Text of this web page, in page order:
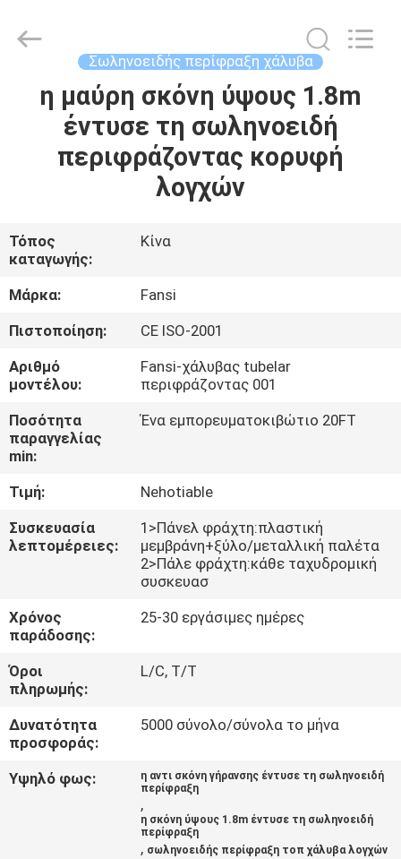
ΣΠΊΤΙ
ΠΡΟΪΌΝΤΑ
ΕΜΕΊΣ
ΓΎΡΟΣ
ΕΡΓΟΣΤΑΣΊΩΝ
ΠΟΙΟΤΙΚΌΣ
ΈΛΕΓΧΟΣ
ΕΛΆΤΕ
ΣΕ
ΕΠΑΦΉ
ΕΙΔΉΣΕΙΣ
ΈΝΑ
ΑΠΌΣΠΑΣΜΑ
Products
Co.,Ltd.
Developed
Σωληνοειδής περίφραξη χάλυβα
η μαύρη σκόνη ύψους 1.8m
έντυσε τη σωληνοειδή
περιφράζοντας κορυφή
λογχών
Τόπος
καταγωγής:
Κίνα
Μάρκα:
Fansi
Πιστοποίηση:
CE ISO-2001
Αριθμό
μοντέλου:
Fansi-χάλυβας tubelar
περιφράζοντας 001
Ποσότητα
παραγγελίας
min:
Ένα εμπορευματοκιβώτιο 20FT
Τιμή:
Nehotiable
Συσκευασία
λεπτομέρειες:
1>Πάνελ φράχτη:πλαστική
μεμβράνη+ξύλο/μεταλλική παλέτα
2>Πάλε φράχτη:κάθε ταχυδρομική
συσκευασ
Χρόνος
παράδοσης:
25-30 εργάσιμες ημέρες
Όροι
πληρωμής:
L/C, T/T
Δυνατότητα
προσφοράς:
5000 σύνολο/σύνολα το μήνα
Υψηλό φως:
η αντι σκόνη γήρανσης έντυσε τη σωληνοειδή
περίφραξη
,
η σκόνη ύψους 1.8m έντυσε τη σωληνοειδή
περίφραξη
, σωληνοειδής περίφραξη τοπ χάλυβα λογχών